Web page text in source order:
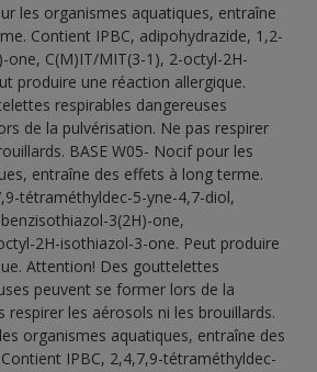
les organismes aquatiques, entraîne
Contient IPBC, adipohydrazide, 1,2-
one, C(M)IT/MIT(3-1), 2-octyl-2H-
produire une réaction allergique.
respirables dangereuses
de la pulvérisation. Ne pas respirer
BASE W05- Nocif pour les
entraîne des effets à long terme.
tétraméthyldec-5-yne-4,7-diol,
3(2H)-one,
2H-isothiazol-3-one. Peut produire
Attention! Des gouttelettes
peuvent se former lors de la
respirer les aérosols ni les brouillards.
organismes aquatiques, entraîne des
IPBC, 2,4,7,9-tétraméthyldec-